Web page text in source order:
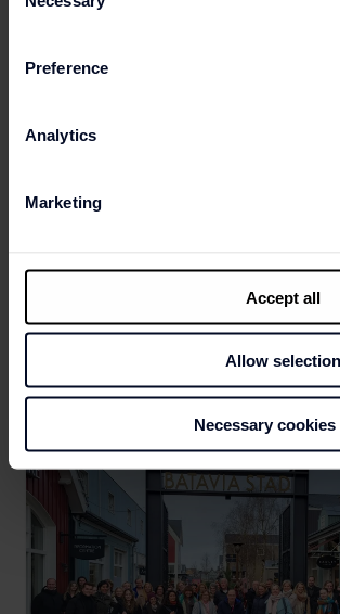
Selection
Preference
Analytics
Marketing
Accept all
Allow selection
Necessary cookies
Nur wenige Schritte von Batavia Stad
bis hin zu Flusskreuzfahrtschiffen, mit denen
Einkaufstag mit einem Segeltörn oder einer
oder wohin auch immer der Wind weht,